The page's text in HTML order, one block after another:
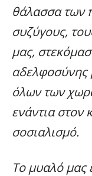
θάλασσα των
συζύγους,
μας,
αδελφοσύνης
όλων των
ενάντια στον
σοσιαλισμό.
Το μυαλό μας